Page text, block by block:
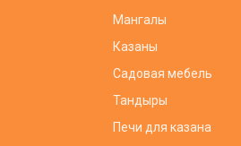
Мангалы
Казаны
Садовая мебель
Тандыры
Печи для казана